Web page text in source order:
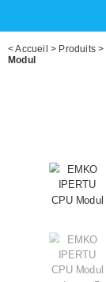
<Accueil > Produits >
Modul